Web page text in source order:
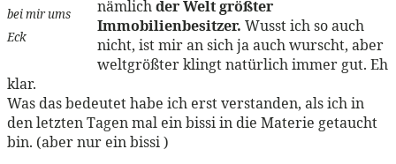
bei mir ums
Eck
nämlichder Welt größter
Immobilienbesitzer. Wusst ich so auch
nicht, ist mir an sich ja auch wurscht, aber
weltgrößter klingt natürlich immer gut. Eh
klar.
Was das bedeutet habe ich erst verstanden, als ich in
den letzten Tagen mal ein bissi in die Materie getaucht
bin. (aber nur ein bissi )